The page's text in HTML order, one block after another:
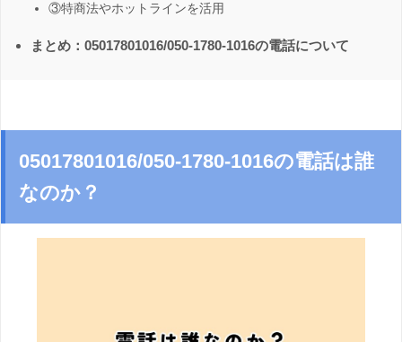
③特商法やホットラインを活用
まとめ：05017801016/050-1780-1016の電話について
05017801016/050-1780-1016の電話は誰
なのか？